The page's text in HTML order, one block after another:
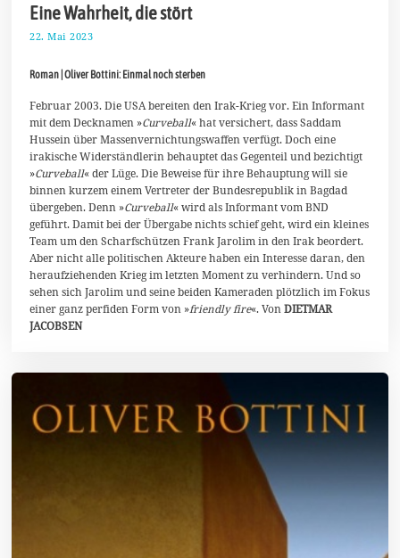
Eine Wahrheit, die stört
22. Mai 2023
u
i
2
0
2
3
Roman | Oliver Bottini: Einmal noch sterben
Februar 2003. Die USA bereiten den Irak-Krieg vor. Ein Informant
mit dem Decknamen »Curveball« hat versichert, dass Saddam
Hussein über Massenvernichtungswaffen verfügt. Doch eine
irakische Widerständlerin behauptet das Gegenteil und bezichtigt
»Curveball« der Lüge. Die Beweise für ihre Behauptung will sie
binnen kurzem einem Vertreter der Bundesrepublik in Bagdad
übergeben. Denn »Curveball« wird als Informant vom BND
geführt. Damit bei der Übergabe nichts schief geht, wird ein kleines
Team um den Scharfschützen Frank Jarolim in den Irak beordert.
Aber nicht alle politischen Akteure haben ein Interesse daran, den
heraufziehenden Krieg im letzten Moment zu verhindern. Und so
sehen sich Jarolim und seine beiden Kameraden plötzlich im Fokus
einer ganz perfiden Form von »friendly fire«. VonDIETMAR
JACOBSEN